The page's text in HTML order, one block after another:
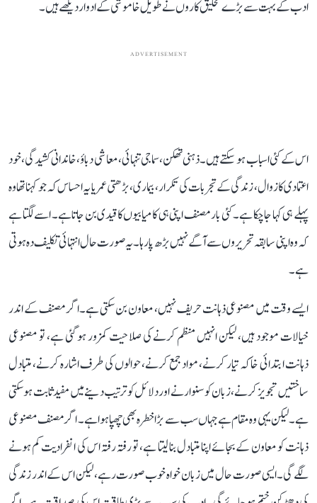
ادب کے بہت سے بڑے تخلیق کاروں نے طویل خاموشی کے ادوار دیکھے ہیں۔
ADVERTISEMENT
اس کے کئی اسباب ہو سکتے ہیں۔ ذہنی تھکن، سماجی تنہائی، معاشی دباؤ، خاندانی کشیدگی، خود
اعتمادی کا زوال، زندگی کے تجربات کی تکرار، بیماری، بڑھتی عمر یا یہ احساس کہ جو کہنا تھا وہ
پہلے ہی کہا جا چکا ہے۔ کئی بار مصنف اپنی ہی کامیابیوں کا قیدی بن جاتا ہے۔ اسے لگتا ہے
کہ وہ اپنی سابقہ تحریروں سے آگے نہیں بڑھ پا رہا۔ یہ صورت حال انتہائی تکلیف دہ ہوتی
ہے۔
ایسے وقت میں مصنوعی ذہانت حریف نہیں، معاون بن سکتی ہے۔ اگر مصنف کے اندر
خیالات موجود ہیں، لیکن انہیں منظم کرنے کی صلاحیت کمزور ہو گئی ہے، تو مصنوعی
ذہانت ابتدائی خاکہ تیار کرنے، مواد جمع کرنے، حوالوں کی طرف اشارہ کرنے، متبادل
ساختیں تجویز کرنے، زبان کو سنوارنے اور دلائل کو ترتیب دینے میں مفید ثابت ہو سکتی
ہے۔ لیکن یہی وہ مقام ہے جہاں سب سے بڑا خطرہ بھی چھپا ہوا ہے۔ اگر مصنف مصنوعی
ذہانت کو معاون کے بجائے اپنا متبادل بنا لیتا ہے، تو رفتہ رفتہ اس کی انفرادیت کم ہونے
لگے گی۔ ایسی صورت حال میں زبان خواہ خوب صورت رہے، لیکن اس کے اندر زندگی